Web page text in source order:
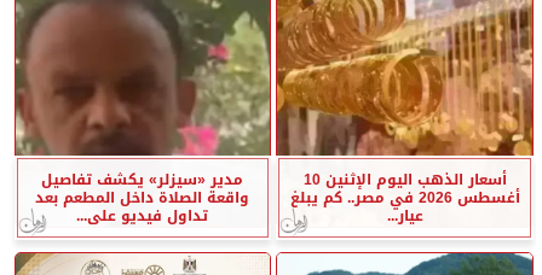
أسعار الذهب اليوم الإثنين 10
أغسطس 2026 في مصر.. كم يبلغ
عيار...
مدير «سيزلر» يكشف تفاصيل
واقعة الصلاة داخل المطعم بعد
تداول فيديو على...